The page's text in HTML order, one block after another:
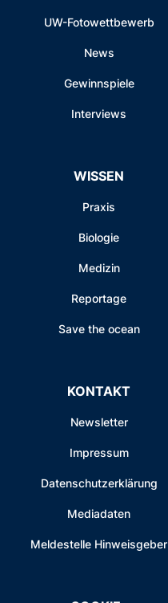
UW-Fotowettbewerb
News
Gewinnspiele
Interviews
WISSEN
Praxis
Biologie
Medizin
Reportage
Save the ocean
KONTAKT
Newsletter
Impressum
Datenschutzerklärung
Mediadaten
Meldestelle Hinweisgeber